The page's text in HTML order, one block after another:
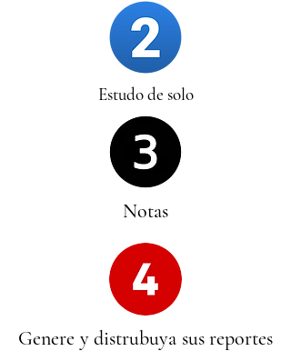
Estudo de solo
Notas
Genere y distrubuya sus reportes